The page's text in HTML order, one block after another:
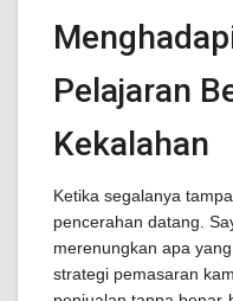
Pelajaran
Kekalahan
Ketika segalanya
pencerahan datang.
merenungkan apa
strategi pemasaran